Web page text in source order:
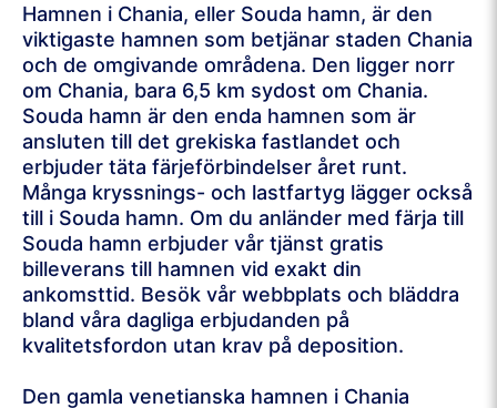
Hamnen i Chania, eller Souda hamn, är den
viktigaste hamnen som betjänar staden Chania
och de omgivande områdena. Den ligger norr
om Chania, bara 6,5 ​​km sydost om Chania.
Souda hamn är den enda hamnen som är
ansluten till det grekiska fastlandet och
erbjuder täta färjeförbindelser året runt.
Många kryssnings- och lastfartyg lägger också
till i Souda hamn. Om du anländer med färja till
Souda hamn erbjuder vår tjänst gratis
billeverans till hamnen vid exakt din
ankomsttid. Besök vår webbplats och bläddra
bland våra dagliga erbjudanden på
kvalitetsfordon utan krav på deposition.
Den gamla venetianska hamnen i Chania